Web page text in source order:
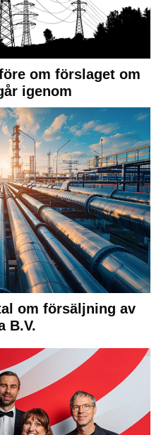
om förslaget om
igenom
om försäljning av
B.V.